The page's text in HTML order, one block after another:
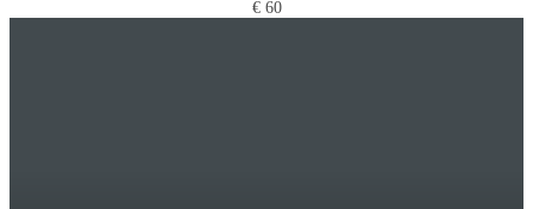
€ 60